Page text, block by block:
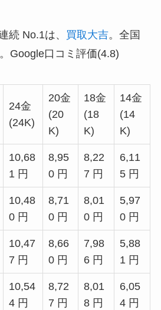
続 No.1は、 買取大吉。全国
Google口コミ評価(4.8)
24金
(24K)
20金
(20
K)
18金
(18
K)
14金
(14
K)
10,68
1 円
8,95
0 円
8,22
7 円
6,11
5 円
10,48
0 円
8,71
0 円
8,01
0 円
5,97
0 円
10,47
7 円
8,66
0 円
7,98
6 円
5,88
1 円
10,54
4 円
8,72
7 円
8,01
8 円
6,05
4 円